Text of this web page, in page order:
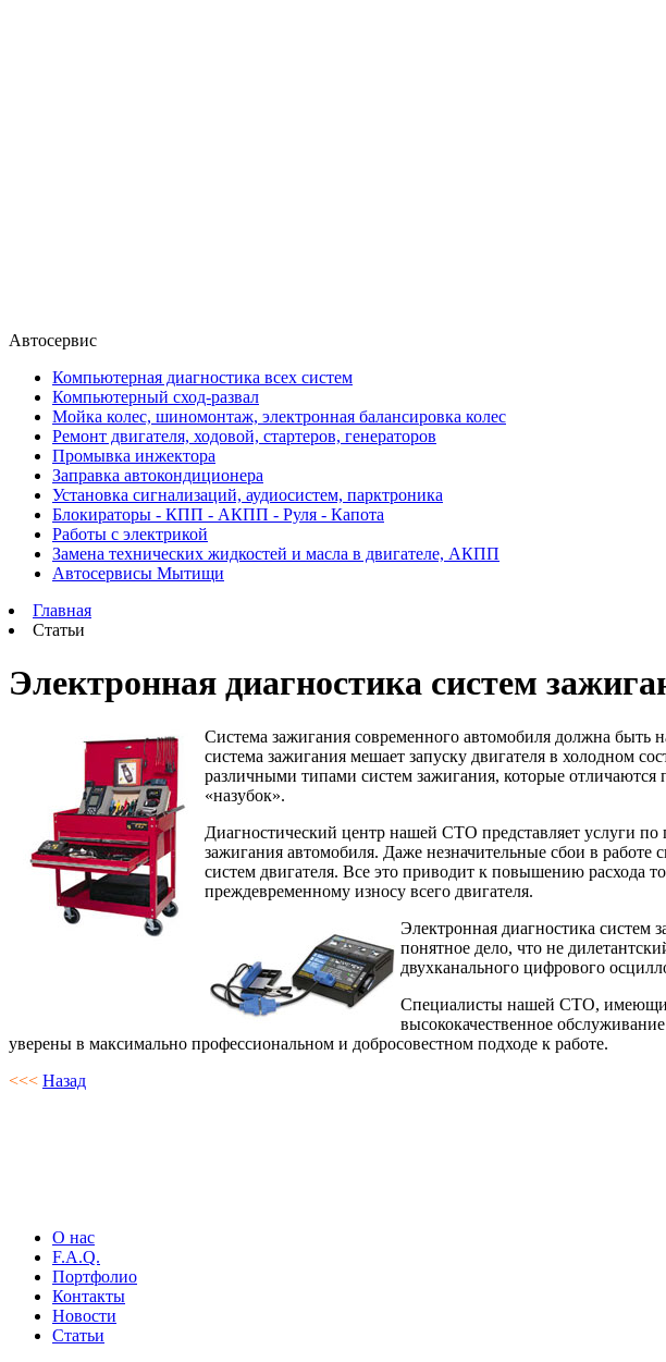
Автосервис
Компьютерная диагностика всех систем
Компьютерный сход-развал
Мойка колес, шиномонтаж, электронная балансировка колес
Ремонт двигателя, ходовой, стартеров, генераторов
Промывка инжектора
Заправка автокондиционера
Установка сигнализаций, аудиосистем, парктроника
Блокираторы - КПП - АКПП - Руля - Капота
Работы с электрикой
Замена технических жидкостей и масла в двигателе, АКПП
Автосервисы Мытищи
Главная
Статьи
Электронная диагностика систем
Система зажигания современного автомобиля должна быть
система зажигания мешает запуску двигателя в холодном
различными типами систем зажигания, которые отличаются
«назубок».
Диагностический центр нашей СТО представляет услуги
зажигания автомобиля. Даже незначительные сбои в работе
систем двигателя. Все это приводит к повышению расхода
преждевременному износу всего двигателя.
Электронная диагностика систем
понятное дело, что не
двухканального цифрового
Специалисты нашей СТО, имеющие
высококачественное
уверены в максимально профессиональном и добросовестном подходе к работе.
<<< Назад
О нас
F.A.Q.
Портфолио
Контакты
Новости
Статьи